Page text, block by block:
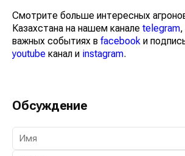
Смотрите больше интересных
Казахстана на нашем канале telegram,
важных событиях в facebook и
youtube канал и instagram.
Обсуждение